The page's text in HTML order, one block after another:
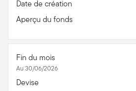
Date de création
Aperçu du fonds
Fin du mois
Au 30/06/2026
Devise